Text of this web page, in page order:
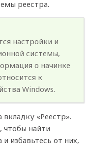
реестра.
настройки и
системы,
о начинке
к
Windows.
«Реестр».
чтобы найти
избавьтесь от них,